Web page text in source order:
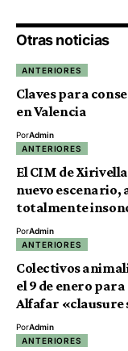
Otras noticias
ANTERIORES
Claves para
en Valencia
PorAdmin
ANTERIORES
El CIM de
nuevo escenario,
totalmente
PorAdmin
ANTERIORES
Colectivos
el 9 de enero
Alfafar «clausure
PorAdmin
ANTERIORES